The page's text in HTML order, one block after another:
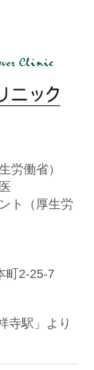
労働省）
ト（厚生労
町2-25-7
寺駅」より